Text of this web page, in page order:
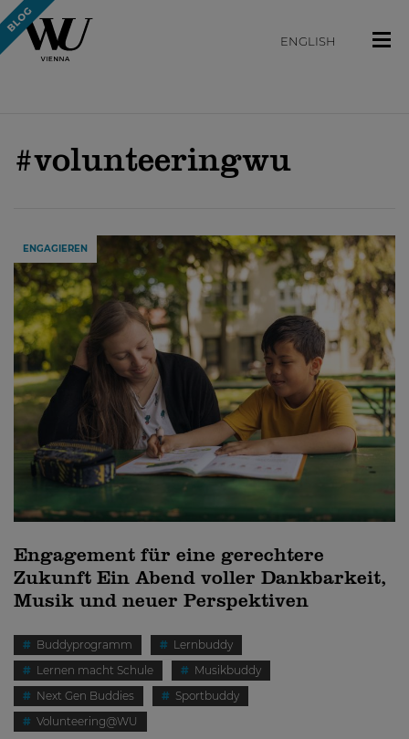
ENGLISH
#volunteeringwu
ENGAGIEREN
Engagement für eine gerechtere
Zukunft Ein Abend voller Dankbarkeit,
Musik und neuer Perspektiven
Buddyprogramm
Lernbuddy
Lernen macht Schule
Musikbuddy
Next Gen Buddies
Sportbuddy
Volunteering@WU